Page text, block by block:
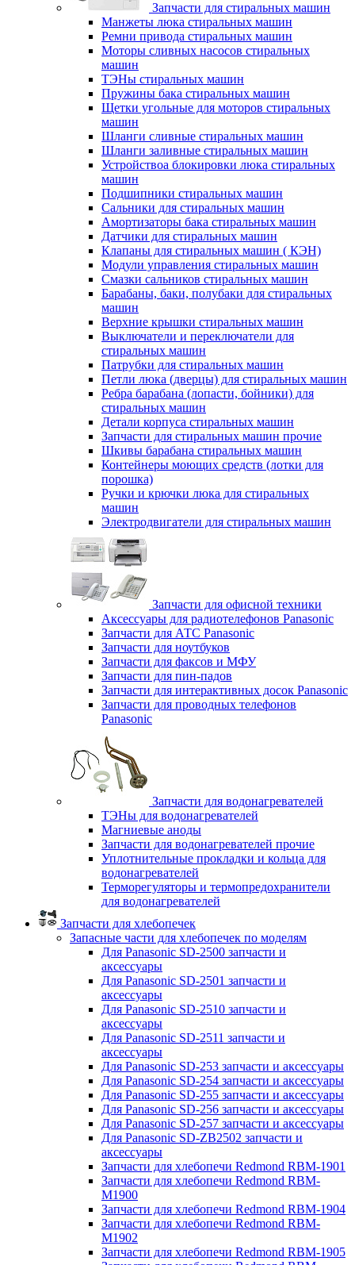
Запчасти для стиральных машин
Манжеты люка стиральных машин
Ремни привода стиральных машин
Моторы сливных насосов стиральных
машин
ТЭНы стиральных машин
Пружины бака стиральных машин
Щетки угольные для моторов стиральных
машин
Шланги сливные стиральных машин
Шланги заливные стиральных машин
Устройствоа блокировки люка стиральных
машин
Подшипники стиральных машин
Сальники для стиральных машин
Амортизаторы бака стиральных машин
Датчики для стиральных машин
Клапаны для стиральных машин ( КЭН)
Модули управления стиральных машин
Смазки сальников стиральных машин
Барабаны, баки, полубаки для стиральных
машин
Верхние крышки стиральных машин
Выключатели и переключатели для
стиральных машин
Патрубки для стиральных машин
Петли люка (дверцы) для стиральных машин
Ребра барабана (лопасти, бойники) для
стиральных машин
Детали корпуса стиральных машин
Запчасти для стиральных машин прочие
Шкивы барабана стиральных машин
Контейнеры моющих средств (лотки для
порошка)
Ручки и крючки люка для стиральных
машин
Электродвигатели для стиральных машин
Запчасти для офисной техники
Аксессуары для радиотелефонов Panasonic
Запчасти для АТС Panasonic
Запчасти для ноутбуков
Запчасти для факсов и МФУ
Запчасти для пин-падов
Запчасти для интерактивных досок Panasonic
Запчасти для проводных телефонов
Panasonic
Запчасти для водонагревателей
ТЭНы для водонагревателей
Магниевые аноды
Запчасти для водонагревателей прочие
Уплотнительные прокладки и кольца для
водонагревателей
Терморегуляторы и термопредохранители
для водонагревателей
Запчасти для хлебопечек
Запасные части для хлебопечек по моделям
Для Panasonic SD-2500 запчасти и
аксессуары
Для Panasonic SD-2501 запчасти и
аксессуары
Для Panasonic SD-2510 запчасти и
аксессуары
Для Panasonic SD-2511 запчасти и
аксессуары
Для Panasonic SD-253 запчасти и аксессуары
Для Panasonic SD-254 запчасти и аксессуары
Для Panasonic SD-255 запчасти и аксессуары
Для Panasonic SD-256 запчасти и аксессуары
Для Panasonic SD-257 запчасти и аксессуары
Для Panasonic SD-ZB2502 запчасти и
аксессуары
Запчасти для хлебопечи Redmond RBM-1901
Запчасти для хлебопечи Redmond RBM-
M1900
Запчасти для хлебопечи Redmond RBM-1904
Запчасти для хлебопечи Redmond RBM-
M1902
Запчасти для хлебопечи Redmond RBM-1905